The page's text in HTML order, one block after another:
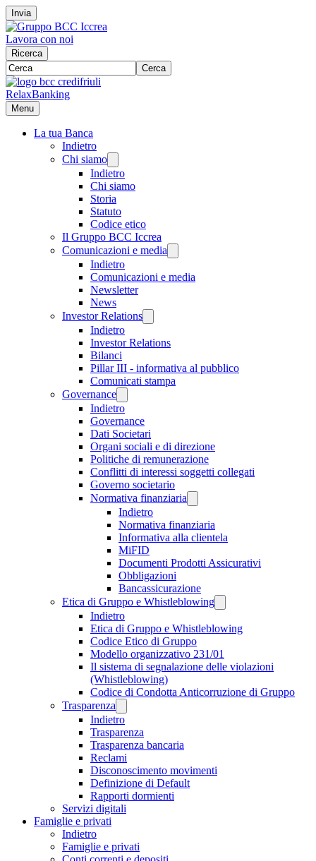
Invia
Lavora con noi
Ricerca
Cerca
RelaxBanking
Menu
La tua Banca
Indietro
Chi siamo
Indietro
Chi siamo
Storia
Statuto
Codice etico
Il Gruppo BCC Iccrea
Comunicazioni e media
Indietro
Comunicazioni e media
Newsletter
News
Investor Relations
Indietro
Investor Relations
Bilanci
Pillar III - informativa al pubblico
Comunicati stampa
Governance
Indietro
Governance
Dati Societari
Organi sociali e di direzione
Politiche di remunerazione
Conflitti di interessi soggetti collegati
Governo societario
Normativa finanziaria
Indietro
Normativa finanziaria
Informativa alla clientela
MiFID
Documenti Prodotti Assicurativi
Obbligazioni
Bancassicurazione
Etica di Gruppo e Whistleblowing
Indietro
Etica di Gruppo e Whistleblowing
Codice Etico di Gruppo
Modello organizzativo 231/01
Il sistema di segnalazione delle violazioni
(Whistleblowing)
Codice di Condotta Anticorruzione di Gruppo
Trasparenza
Indietro
Trasparenza
Trasparenza bancaria
Reclami
Disconoscimento movimenti
Definizione di Default
Rapporti dormienti
Servizi digitali
Famiglie e privati
Indietro
Famiglie e privati